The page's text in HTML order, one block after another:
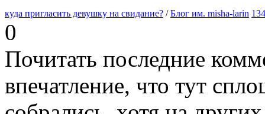
куда пригласить девушку на свидание? /Блог им. misha-larin 134
0
Почитать последние
впечатление, что тут